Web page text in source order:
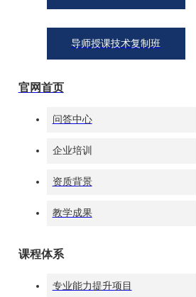
全球礼仪讲师资源库
筛选
礼仪方案大全工具
导师授课技术复制班
官网首页
问答中心
企业培训
资质背景
教学成果
课程体系
专业能力提升项目